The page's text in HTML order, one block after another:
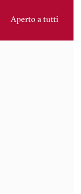
Aperto a tutti